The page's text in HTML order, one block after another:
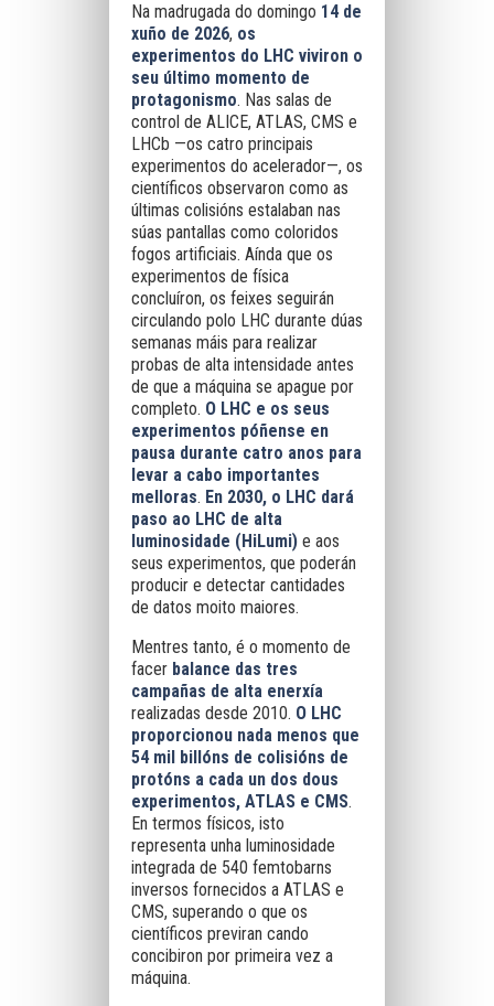
Na madrugada do domingo 14 de
xuño de 2026, os
experimentos do LHC viviron o
seu último momento de
protagonismo. Nas salas de
control de ALICE, ATLAS, CMS e
LHCb —os catro principais
experimentos do acelerador—, os
científicos observaron como as
últimas colisións estalaban nas
súas pantallas como coloridos
fogos artificiais. Aínda que os
experimentos de física
concluíron, os feixes seguirán
circulando polo LHC durante dúas
semanas máis para realizar
probas de alta intensidade antes
de que a máquina se apague por
completo. O LHC e os seus
experimentos póñense en
pausa durante catro anos para
levar a cabo importantes
melloras. En 2030, o LHC dará
paso ao LHC de alta
luminosidade (HiLumi)e aos
seus experimentos, que poderán
producir e detectar cantidades
de datos moito maiores.
Mentres tanto, é o momento de
facer balance das tres
campañas de alta enerxía
realizadas desde 2010. O LHC
proporcionou nada menos que
54 mil billóns de colisións de
protóns a cada un dos dous
experimentos, ATLAS e CMS.
En termos físicos, isto
representa unha luminosidade
integrada de 540 femtobarns
inversos fornecidos a ATLAS e
CMS, superando o que os
científicos previran cando
concibiron por primeira vez a
máquina.